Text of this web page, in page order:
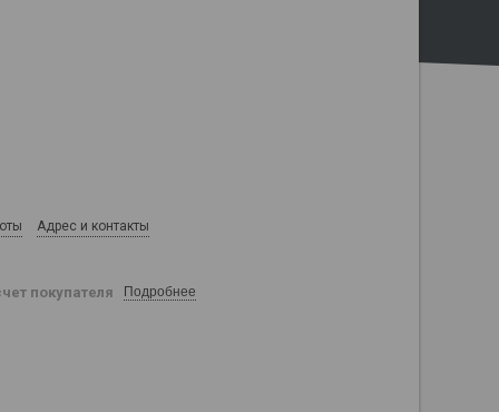
Адрес и контакты
покупателя Подробнее